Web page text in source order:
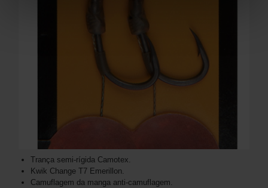
Trança semi-rígida Camotex.
Kwik Change T7 Emerillon.
Camuflagem da manga anti-camuflagem.